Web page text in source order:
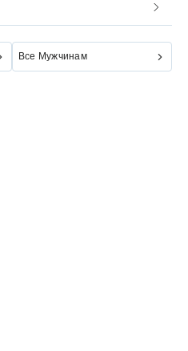
Все Мужчинам